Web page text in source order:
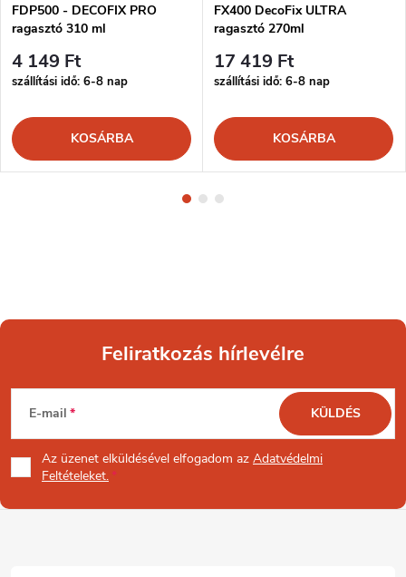
FDP500 - DECOFIX PRO
ragasztó 310 ml
4 149 Ft
szállítási idő: 6-8 nap
KOSÁRBA
FX400 DecoFix ULTRA
ragasztó 270ml
17 419 Ft
szállítási idő: 6-8 nap
KOSÁRBA
L
á
b
Feliratkozás hírlevélre
E-mail
Az üzenet elküldésével elfogadom az Adatvédelmi
Feltételeket.
KÜLDÉS